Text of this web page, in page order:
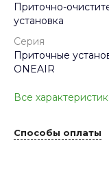
Приточно-
установка
Серия
Приточные
ONEAIR
Все
Способы оплаты